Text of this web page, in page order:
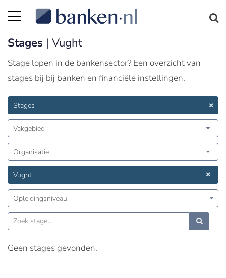
Stages | Vught
Stage lopen in de bankensector? Een overzicht van
stages bij bij banken en financiële instellingen.
Stages
Vakgebied
Organisatie
Vught
Opleidingsniveau
Geen stages gevonden.